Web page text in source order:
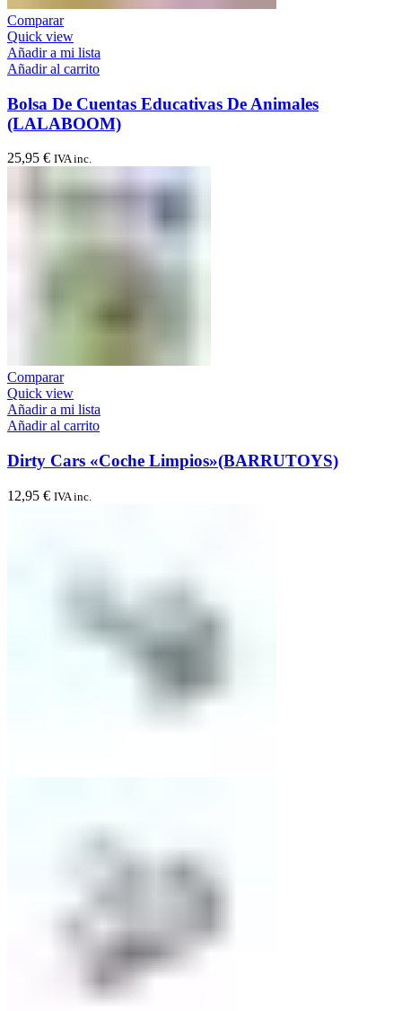
Comparar
Quick view
Añadir a mi lista
Añadir al carrito
Bolsa De Cuentas Educativas De Animales
(LALABOOM)
25,95 € IVA inc.
Comparar
Quick view
Añadir a mi lista
Añadir al carrito
Dirty Cars «Coche Limpios»(BARRUTOYS)
12,95 € IVA inc.